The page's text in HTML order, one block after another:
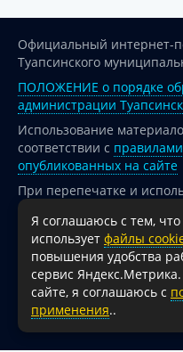
Официальный интернет-
Туапсинского
ПОЛОЖЕНИЕ о порядке
администрации
Использование
соответствии с
опубликованных на сайте
При перепечатке и
на источник обязательна.
Для сайтов и страниц
активная гиперссылка
администрации
18+
Я соглашаюсь с тем,
использует файлы
повышения удобства
сервис
сайте, я соглашаюсь с
применения..